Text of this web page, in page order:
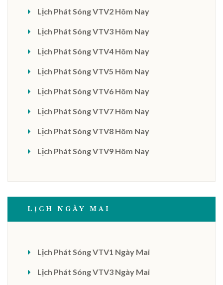
Lịch Phát Sóng VTV2 Hôm Nay
Lịch Phát Sóng VTV3 Hôm Nay
Lịch Phát Sóng VTV4 Hôm Nay
Lịch Phát Sóng VTV5 Hôm Nay
Lịch Phát Sóng VTV6 Hôm Nay
Lịch Phát Sóng VTV7 Hôm Nay
Lịch Phát Sóng VTV8 Hôm Nay
Lịch Phát Sóng VTV9 Hôm Nay
LỊCH NGÀY MAI
Lịch Phát Sóng VTV1 Ngày Mai
Lịch Phát Sóng VTV3 Ngày Mai